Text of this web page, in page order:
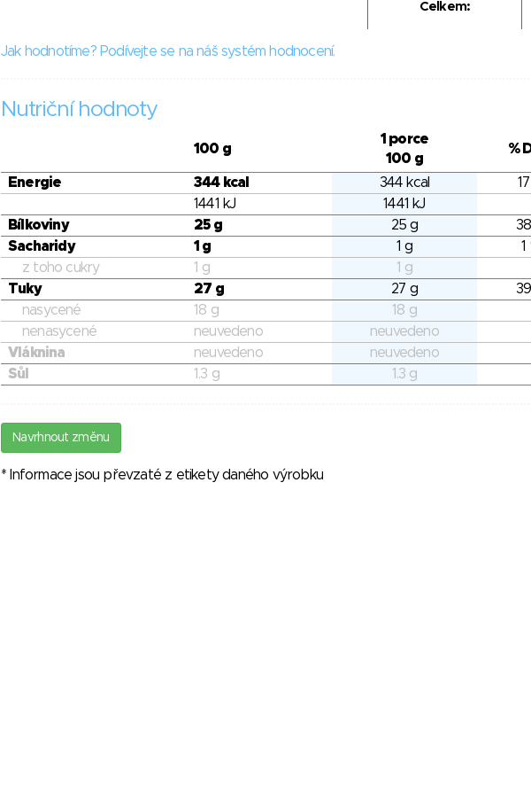
Celkem:
Jak hodnotíme? Podívejte se na náš systém hodnocení.
Nutriční hodnoty
100 g
1 porce
100 g
%
Energie 344 kcal 344 kcal
1441 kJ
1441 kJ
Bílkoviny
25 g 25 g
Sacharidy
1 g 1 g
1
z toho cukry
1 g
1 g
Tuky
27 g 27 g
nasycené
18 g
18 g
nenasycené
neuvedeno
neuvedeno
Vláknina
neuvedeno
neuvedeno
Sůl
1.3 g 1.3 g
Navrhnout změnu
* Informace jsou převzaté z etikety daného výrobku